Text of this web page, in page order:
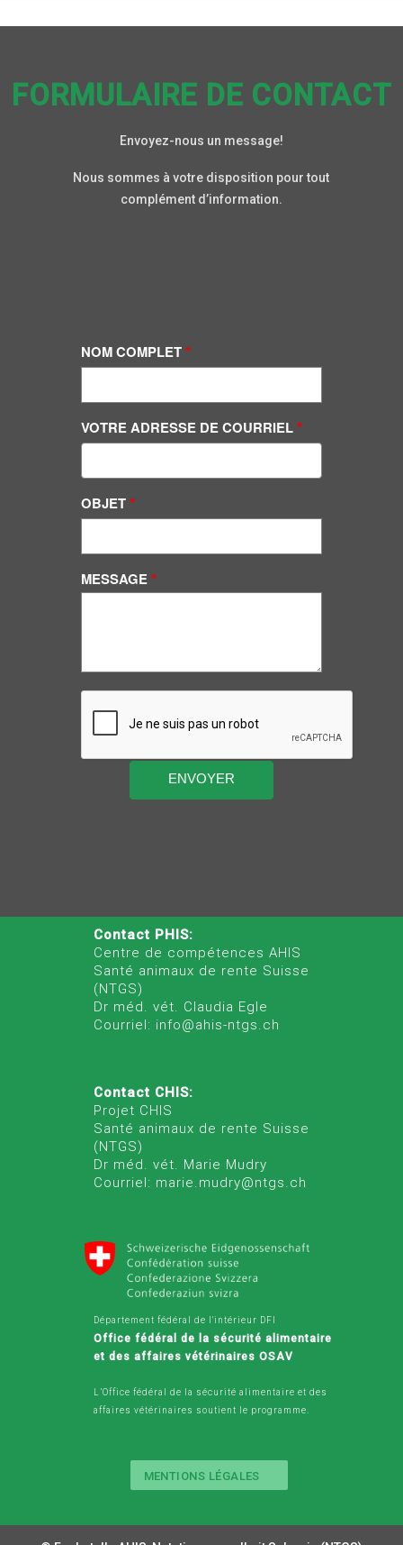
FORMULAIRE DE CONTACT
Envoyez-nous un message!
Nous sommes à votre disposition pour tout
complément d’information.
NOM COMPLET
VOTRE ADRESSE DE COURRIEL
OBJET
MESSAGE
Contact PHIS:
Centre de compétences AHIS
Santé animaux de rente Suisse
(NTGS)
Dr méd. vét. Claudia Egle
Courriel: info@ahis-ntgs.ch
Contact CHIS:
Projet CHIS
Santé animaux de rente Suisse
(NTGS)
Dr méd. vét. Marie Mudry
Courriel: marie.mudry@ntgs.ch
Département fédéral de l'intérieur DFI
Office fédéral de la sécurité alimentaire
et des affaires vétérinaires OSAV
L’Office fédéral de la sécurité alimentaire et des
affaires vétérinaires soutient le programme.
Button
MENTIONS LÉGALES